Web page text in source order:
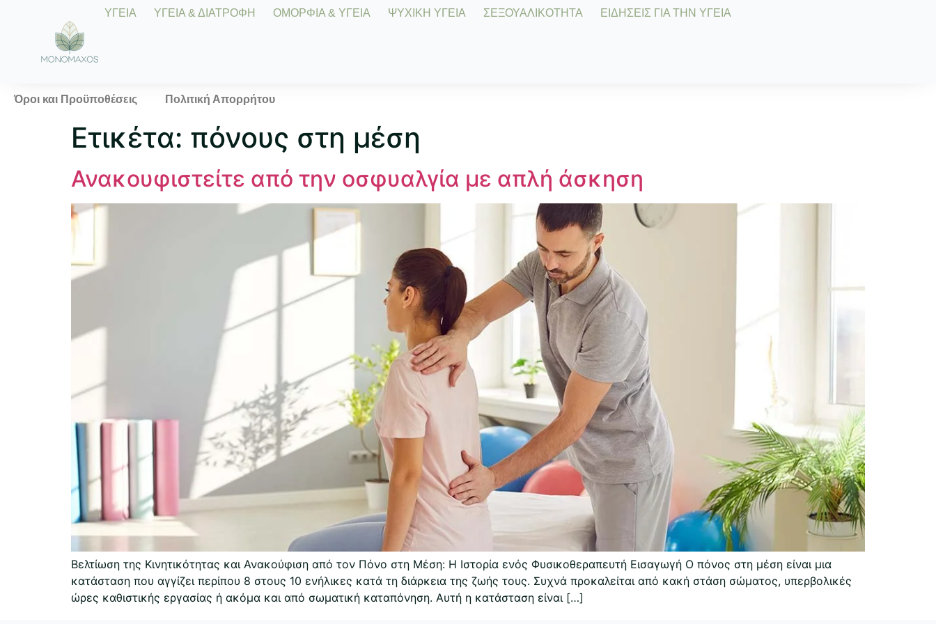
ΥΓΕΙΑ ΥΓΕΙΑ & ΔΙΑΤΡΟΦΗ ΟΜΟΡΦΙΑ & ΥΓΕΙΑ ΨΥΧΙΚΗ ΥΓΕΙΑ ΣΕΞΟΥΑΛΙΚΟΤΗΤΑ ΕΙΔΗΣΕΙΣ ΓΙΑ ΤΗΝ ΥΓΕΙΑ
Όροι και Προϋποθέσεις Πολιτική Απορρήτου
Ετικέτα: πόνους στη μέση
Ανακουφιστείτε από την οσφυαλγία με απλή άσκηση
Βελτίωση της Κινητικότητας και Ανακούφιση από τον Πόνο στη Μέση: Η Ιστορία ενός Φυσικοθεραπευτή Εισαγωγή Ο πόνος στη μέση είναι μια
κατάσταση που αγγίζει περίπου 8 στους 10 ενήλικες κατά τη διάρκεια της ζωής τους. Συχνά προκαλείται από κακή στάση σώματος, υπερβολικές
ώρες καθιστικής εργασίας ή ακόμα και από σωματική καταπόνηση. Αυτή η κατάσταση είναι […]